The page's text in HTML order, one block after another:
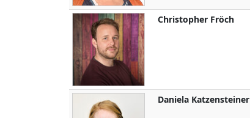
Christopher Fröch
Daniela Katzensteiner